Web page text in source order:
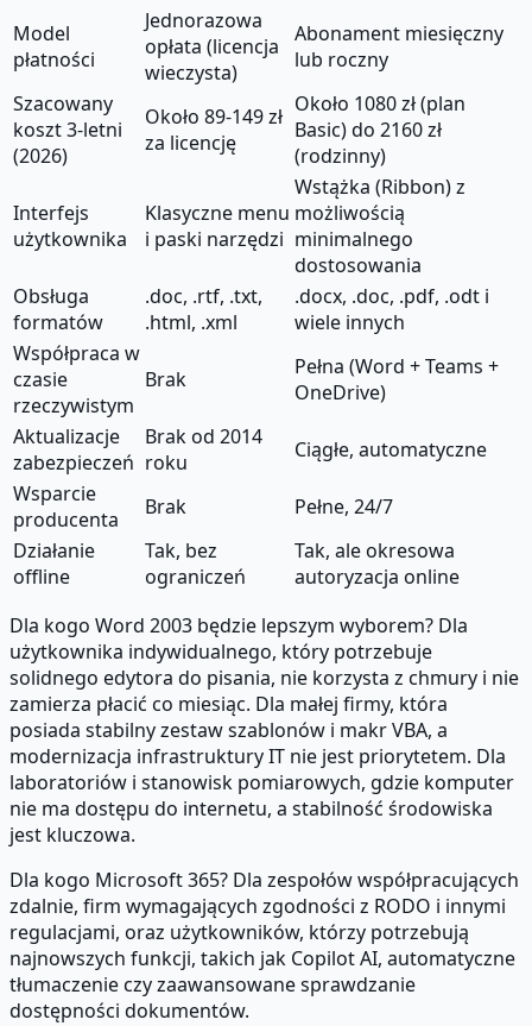
Model
płatności
Jednorazowa
opłata (licencja
wieczysta)
Abonament miesięczny
lub roczny
Szacowany
koszt 3-letni
(2026)
Około 89-149 zł
za licencję
Około 1080 zł (plan
Basic) do 2160 zł
(rodzinny)
Interfejs
użytkownika
Klasyczne menu
i paski narzędzi
Wstążka (Ribbon) z
możliwością
minimalnego
dostosowania
Obsługa
formatów
.doc, .rtf, .txt,
.html, .xml
.docx, .doc, .pdf, .odt i
wiele innych
Współpraca w
czasie
rzeczywistym
Brak
Pełna (Word + Teams +
OneDrive)
Aktualizacje
zabezpieczeń
Brak od 2014
roku
Ciągłe, automatyczne
Wsparcie
producenta
Brak
Pełne, 24/7
Działanie
offline
Tak, bez
ograniczeń
Tak, ale okresowa
autoryzacja online
Dla kogo Word 2003 będzie lepszym wyborem? Dla
użytkownika indywidualnego, który potrzebuje
solidnego edytora do pisania, nie korzysta z chmury i nie
zamierza płacić co miesiąc. Dla małej firmy, która
posiada stabilny zestaw szablonów i makr VBA, a
modernizacja infrastruktury IT nie jest priorytetem. Dla
laboratoriów i stanowisk pomiarowych, gdzie komputer
nie ma dostępu do internetu, a stabilność środowiska
jest kluczowa.
Dla kogo Microsoft 365? Dla zespołów współpracujących
zdalnie, firm wymagających zgodności z RODO i innymi
regulacjami, oraz użytkowników, którzy potrzebują
najnowszych funkcji, takich jak Copilot AI, automatyczne
tłumaczenie czy zaawansowane sprawdzanie
dostępności dokumentów.